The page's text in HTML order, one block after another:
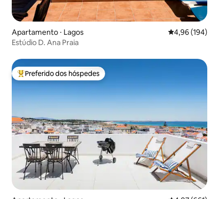
Apartamento ⋅ Lagos 4,96 de uma
4,96 (194)
Estúdio D. Ana Praia
Entre os melhores preferidos dos hóspedes
Preferido dos hóspedes